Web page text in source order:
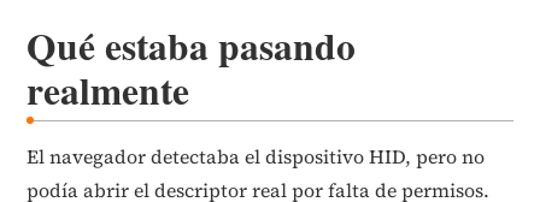
Qué estaba pasando
realmente
El navegador detectaba el dispositivo HID, pero no
podía abrir el descriptor real por falta de permisos.